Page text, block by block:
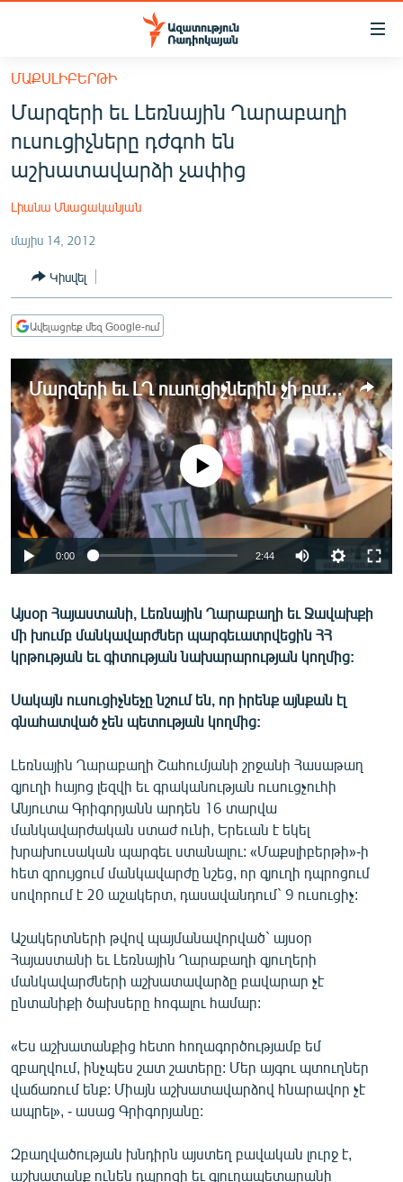
Մատչելիության
հիմնական
բովանդակությանը
հիմնական
մենյուին
ՀԱՅԱՍՏԱՆ
ՔԱՂԱՔԱԿԱՆ
ՏՆՏԵՍՈՒԹՅՈՒՆ
ՂԱՐԱԲԱՂ
ՏԱՐԱԾԱՇՐՋԱՆ
ՄԻՋԱԶԳԱՅԻՆ
ՄՇԱԿՈՒՅԹ
ՍՊՈՐՏ
ՄԵԿՆԱԲԱՆՈՒԹՅՈՒՆ
ՏՏ ԵՒ ԻՆՏԵՐՆԵՏ
ԱՐԽԻՎ
ՏԵՍԱՆՅՈՒԹԵՐ
ՁԳՏԵԼՈՎ ԼԱՎԱԳՈՒՅՆԻՆ
Հայերեն
English
Русский
ՀԵՏԵՎԵՔ ՄԵԶ
ՄԱՔՍԼԻԲԵՐԹԻ
Մարզերի եւ Լեռնային Ղարաբաղի
ուսուցիչները դժգոհ են
աշխատավարձի չափից
Լիանա Մնացականյան
մայիս 14, 2012
Կիսվել
Ավելացրեք մեզ Google-ում
Մարզերի եւ ԼՂ ուսուցիչներին չի բավարարում ցածր աշխատավարձը
No media source currently available
0:00 2:44
Այսօր Հայաստանի, Լեռնային Ղարաբաղի եւ Ջավախքի
մի խումբ մանկավարժներ պարգեւատրվեցին ՀՀ
կրթության եւ գիտության նախարարության կողմից:
Սակայն ուսուցիչնեչը նշում են, որ իրենք այնքան էլ
գնահատված չեն պետության կողմից:
Լեռնային Ղարաբաղի Շահումյանի շրջանի Հասաթաղ
գյուղի հայոց լեզվի եւ գրականության ուսուցչուհի
Անյուտա Գրիգորյանն արդեն 16 տարվա
մանկավարժական ստաժ ունի, Երեւան է եկել
խրախուսական պարգեւ ստանալու: «Մաքսլիբերթի»-ի
հետ զրույցում մանկավարժը նշեց, որ գյուղի դպրոցում
սովորում է 20 աշակերտ, դասավանդում` 9 ուսուցիչ:
Աշակերտների թվով պայմանավորված` այսօր
Հայաստանի եւ Լեռնային Ղարաբաղի գյուղերի
մանկավարժների աշխատավարձը բավարար չէ
ընտանիքի ծախսերը հոգալու համար:
«Ես աշխատանքից հետո հողագործությամբ եմ
զբաղվում, ինչպես շատ շատերը: Մեր այգու պտուղներ
վաճառում ենք: Միայն աշխատավարձով հնարավոր չէ
ապրել», - ասաց Գրիգորյանը:
Զբաղվածության խնդիրն այստեղ բավական լուրջ է,
աշխատանք ունեն դպրոցի եւ գյուղապետարանի